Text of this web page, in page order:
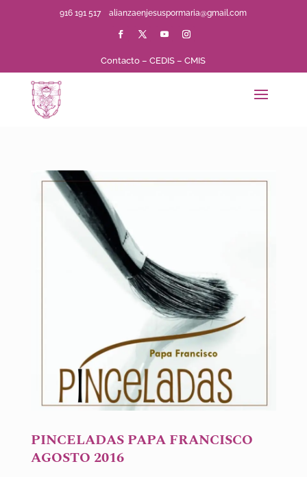
916 191 517alianzaenjesuspormaria@gmail.com
Contacto –CEDIS –CMIS
PINCELADAS PAPA FRANCISCO
AGOSTO 2016